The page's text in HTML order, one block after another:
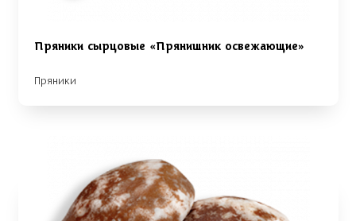
Пряники сырцовые «Прянишник освежающие»
Пряники